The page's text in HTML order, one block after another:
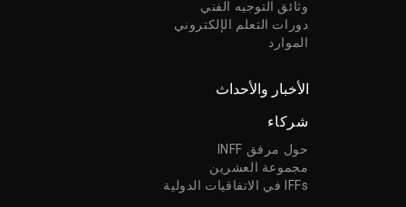
وثائق التوجيه الفني
دورات التعلم الإلكتروني
الموارد
الأخبار والأحداث
شركاء
حول مرفق INFF
مجموعة العشرين
IFFs في الاتفاقيات الدولية